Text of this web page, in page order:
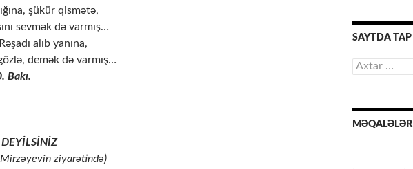
şükür qismətə,
sevmək də varmış…
alıb yanına,
demək də varmış…
Bakı.
ziyarətində)
SAYTDA TAP
Axtarış:
MƏQALƏLƏR